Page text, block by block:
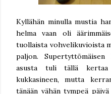
Kyllähän minulla mustia
helma vaan oli
tuollaista vohvelikuvioista
paljon.
asusta tuli tällä kertaa
kukkasineen, mutta
tänään vähän tympeä